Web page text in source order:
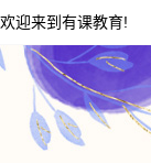
欢迎来到有课教育!